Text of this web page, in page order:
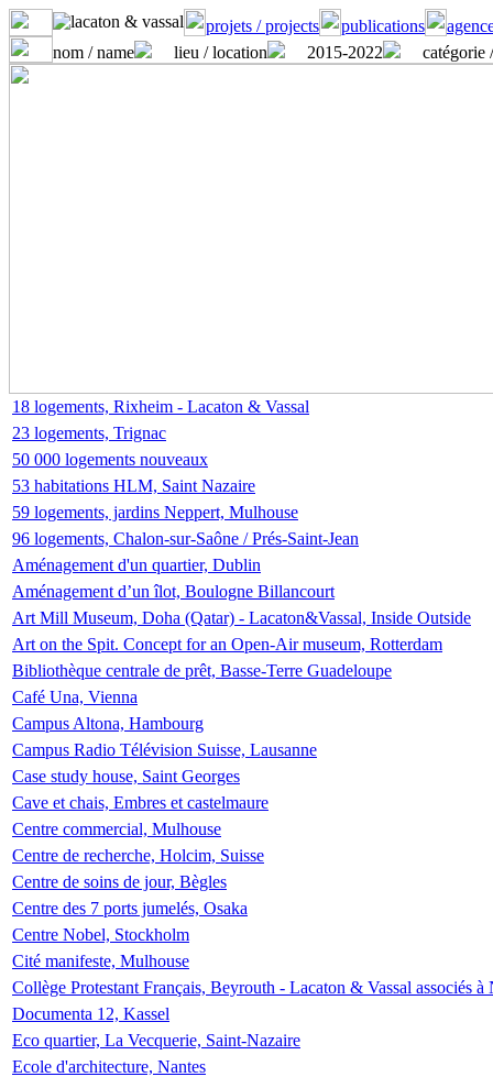
projets / projects publications
nom / name
lieu / location 2015-2022 catégorie
18 logements, Rixheim - Lacaton & Vassal
23 logements, Trignac
50 000 logements nouveaux
53 habitations HLM, Saint Nazaire
59 logements, jardins Neppert, Mulhouse
96 logements, Chalon-sur-Saône / Prés-Saint-Jean
Aménagement d'un quartier, Dublin
Aménagement d’un îlot, Boulogne Billancourt
Art Mill Museum, Doha (Qatar) - Lacaton&Vassal, Inside Outside
Art on the Spit. Concept for an Open-Air museum, Rotterdam
Bibliothèque centrale de prêt, Basse-Terre Guadeloupe
Café Una, Vienna
Campus Altona, Hambourg
Campus Radio Télévision Suisse, Lausanne
Case study house, Saint Georges
Cave et chais, Embres et castelmaure
Centre commercial, Mulhouse
Centre de recherche, Holcim, Suisse
Centre de soins de jour, Bègles
Centre des 7 ports jumelés, Osaka
Centre Nobel, Stockholm
Cité manifeste, Mulhouse
Collège Protestant Français, Beyrouth - Lacaton & Vassal associés
Documenta 12, Kassel
Eco quartier, La Vecquerie, Saint-Nazaire
Ecole d'architecture, Nantes